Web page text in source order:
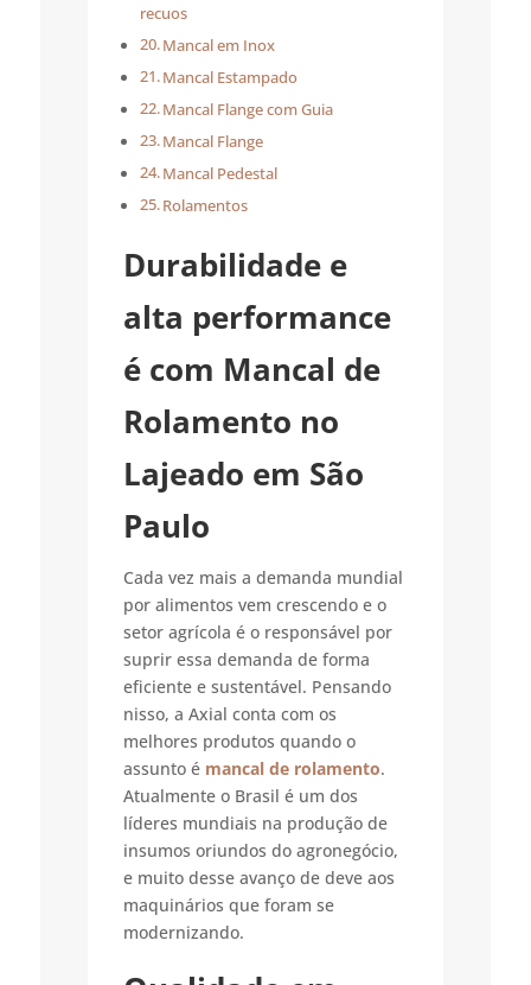
recuos
Mancal em Inox
Mancal Estampado
Mancal Flange com Guia
Mancal Flange
Mancal Pedestal
Rolamentos
Durabilidade e
alta performance
é com Mancal de
Rolamento no
Lajeado em São
Paulo
Cada vez mais a demanda mundial
por alimentos vem crescendo e o
setor agrícola é o responsável por
suprir essa demanda de forma
eficiente e sustentável. Pensando
nisso, a Axial conta com os
melhores produtos quando o
assunto é mancal de rolamento.
Atualmente o Brasil é um dos
líderes mundiais na produção de
insumos oriundos do agronegócio,
e muito desse avanço de deve aos
maquinários que foram se
modernizando.